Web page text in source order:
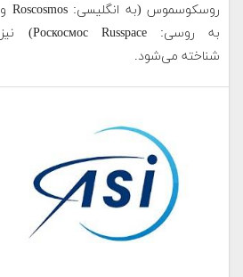
روسکوسموس (به انگلیسی: Roscosmos و
به روسی: Роскосмос Russpace) نیز
شناخته می‌شود.